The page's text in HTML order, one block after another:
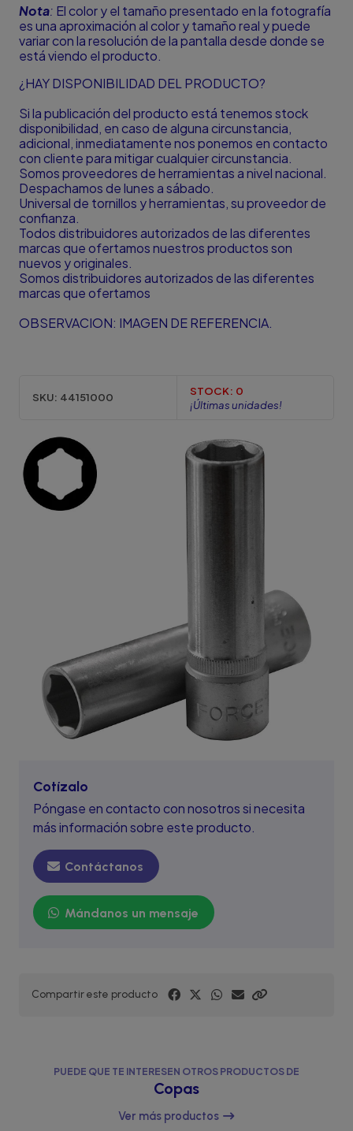
Nota: El color y el tamaño presentado en la fotografía
es una aproximación al color y tamaño real y puede
variar con la resolución de la pantalla desde donde se
está viendo el producto.
¿HAY DISPONIBILIDAD DEL PRODUCTO?
Si la publicación del producto está tenemos stock
disponibilidad, en caso de alguna circunstancia,
adicional, inmediatamente nos ponemos en contacto
con cliente para mitigar cualquier circunstancia.
Somos proveedores de herramientas a nivel nacional.
Despachamos de lunes a sábado.
Universal de tornillos y herramientas, su proveedor de
confianza.
Todos distribuidores autorizados de las diferentes
marcas que ofertamos nuestros productos son
nuevos y originales.
Somos distribuidores autorizados de las diferentes
marcas que ofertamos
OBSERVACION: IMAGEN DE REFERENCIA.
SKU: 44151000 STOCK: 0
¡Últimas unidades!
Cotízalo
Póngase en contacto con nosotros si necesita
más información sobre este producto.
Contáctanos
Mándanos un mensaje
Compartir este producto
PUEDE QUE TE INTERESEN OTROS PRODUCTOS DE
Copas
Ver más productos